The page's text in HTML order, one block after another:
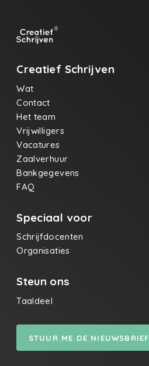
Creatief Schrijven
Wat
Contact
Het team
Vrijwilligers
Vacatures
Zaalverhuur
Bankgegevens
FAQ
Speciaal voor
Schrijfdocenten
Organisaties
Steun ons
Taaldeel
STUUR ME DE NIEUWSBRIEF